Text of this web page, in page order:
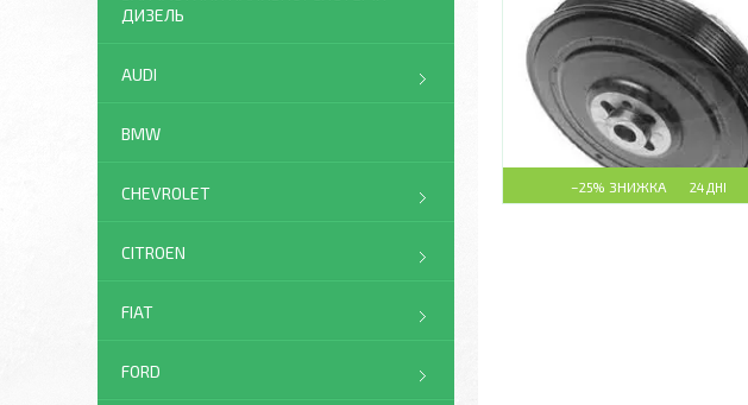
–25% 24 ДНІ
ДИЗЕЛЬ
AUDI
BMW
CHEVROLET
CITROEN
FIAT
FORD